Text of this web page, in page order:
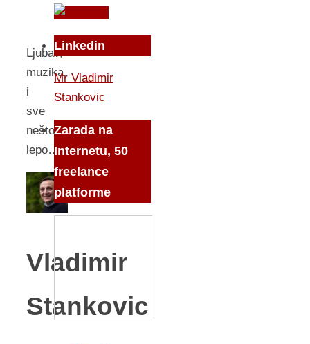
Ljubav,
muzika
i
sve
nešto
lepo…
Vladimir
Stankovic
Linkedin
Mr Vladimir
Stankovic
Zarada na
Internetu, 50
freelance
platforme